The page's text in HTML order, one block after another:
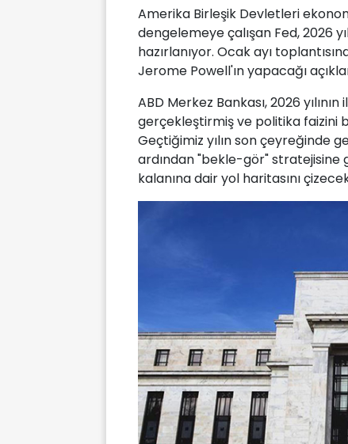
Amerika Birleşik Devletleri
dengelemeye çalışan Fed, 2026
hazırlanıyor. Ocak ayı
Jerome Powell'ın yapacağı
ABD Merkez Bankası, 2026
gerçekleştirmiş ve politika faizini
Geçtiğimiz yılın son çeyreğinde
ardından "bekle-gör" stratejisine
kalanına dair yol haritasını